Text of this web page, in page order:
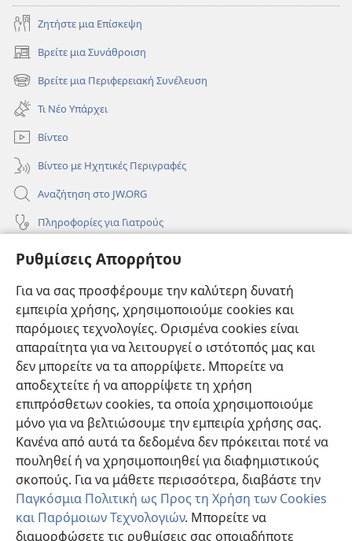
Ρυθμίσεις Απορρήτου
Για να σας προσφέρουμε την καλύτερη δυνατή
εμπειρία χρήσης, χρησιμοποιούμε cookies και
παρόμοιες τεχνολογίες. Ορισμένα cookies είναι
απαραίτητα για να λειτουργεί ο ιστότοπός μας και
δεν μπορείτε να τα απορρίψετε. Μπορείτε να
αποδεχτείτε ή να απορρίψετε τη χρήση
επιπρόσθετων cookies, τα οποία χρησιμοποιούμε
μόνο για να βελτιώσουμε την εμπειρία χρήσης σας.
Κανένα από αυτά τα δεδομένα δεν πρόκειται ποτέ να
πουληθεί ή να χρησιμοποιηθεί για διαφημιστικούς
σκοπούς. Για να μάθετε περισσότερα, διαβάστε την
Παγκόσμια Πολιτική ως Προς τη Χρήση των Cookies
και Παρόμοιων Τεχνολογιών. Μπορείτε να
διαμορφώσετε τις ρυθμίσεις σας οποιαδήποτε
Ζητήστε μια Επίσκεψη
Βρείτε μια Συνάθροιση
(ανοίγει
νέο
παράθυρο)
Βρείτε μια Περιφερειακή Συνέλευση
(ανοίγει
νέο
παράθυρο)
Τι Νέο Υπάρχει
Βίντεο
Βίντεο με Ηχητικές Περιγραφές
Αναζήτηση στο JW.ORG
Πληροφορίες για Γιατρούς
Πληροφορίες για Επίσημους Φορείς και ΜΜΕ
Συνεισφορές
(ανοίγει
παράθυρο)ΔΙΑΔΙΚΤΥΑΚΗ ΒΙΒΛΙΟΘΗΚΗ της Σκοπιάς™
(ανοίγει
νέο
παράθυρο)
JW Hub ®
(ανοίγει
νέο
παράθυρο)JW Library®
Βιβλιοθήκη της Σκοπιάς